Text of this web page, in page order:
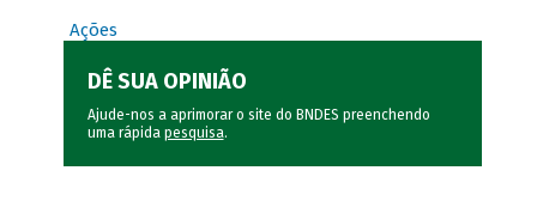
Ações
DÊ SUA OPINIÃO
Ajude-nos a aprimorar o site do BNDES preenchendo
uma rápida pesquisa.